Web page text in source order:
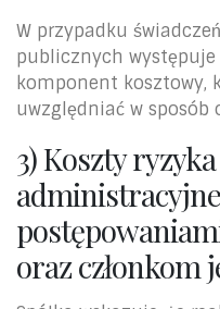
W przypadku
publicznych
komponent kosztowy,
uwzględniać w sposób
3) Koszty
oraz członkom